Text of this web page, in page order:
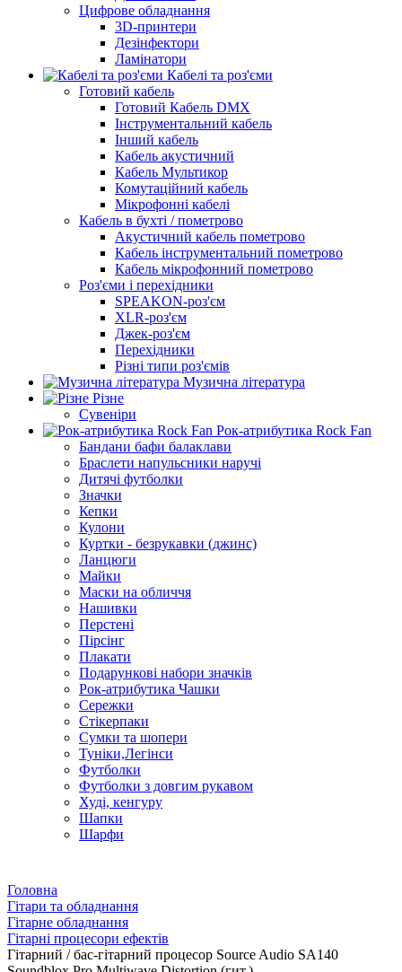
Цифрове обладнання
3D-принтери
Дезінфектори
Ламінатори
Кабелі та роз'єми
Готовий кабель
Готовий Кабель DMX
Інструментальний кабель
Інший кабель
Кабель акустичний
Кабель Мультикор
Комутаційний кабель
Мікрофонні кабелі
Кабель в бухті / пометрово
Акустичний кабель пометрово
Кабель інструментальний пометрово
Кабель мікрофонний пометрово
Роз'єми і перехідники
SPEAKON-роз'єм
XLR-роз'єм
Джек-роз'єм
Перехідники
Різні типи роз'ємів
Музична література
Різне
Сувеніри
Рок-атрибутика Rock Fan
Бандани бафи балаклави
Браслети напульсники наручі
Дитячі футболки
Значки
Кепки
Кулони
Куртки - безрукавки (джинс)
Ланцюги
Майки
Маски на обличчя
Нашивки
Перстені
Пірсінг
Плакати
Подарункові набори значків
Рок-атрибутика Чашки
Сережки
Стікерпаки
Сумки та шопери
Туніки,Легінси
Футболки
Футболки з довгим рукавом
Худі, кенгуру
Шапки
Шарфи
Головна
Гітари та обладнання
Гітарне обладнання
Гітарні процесори ефектів
Гітарний / бас-гітарний процесор Source Audio SA140